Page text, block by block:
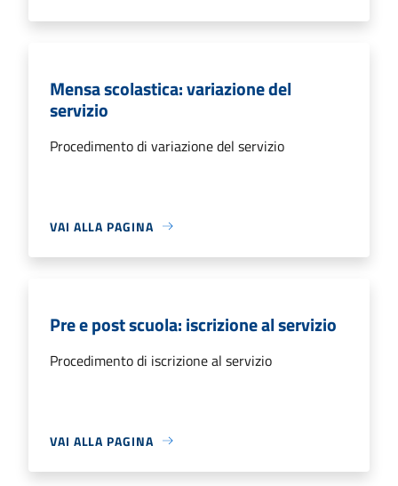
Mensa scolastica: variazione del
servizio
Procedimento di variazione del servizio
VAI ALLA PAGINA
Pre e post scuola: iscrizione al servizio
Procedimento di iscrizione al servizio
VAI ALLA PAGINA